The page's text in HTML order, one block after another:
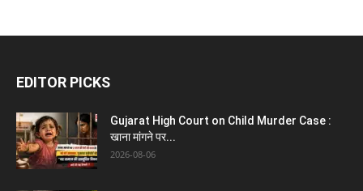
EDITOR PICKS
Gujarat High Court on Child Murder Case :
खाना मांगने पर...
2026-08-06